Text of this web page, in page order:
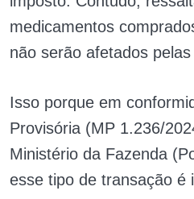
medicamentos
não serão afetados
Isso porque em
Provisória (MP 1.236/
Ministério da Fazenda
esse tipo de transação é